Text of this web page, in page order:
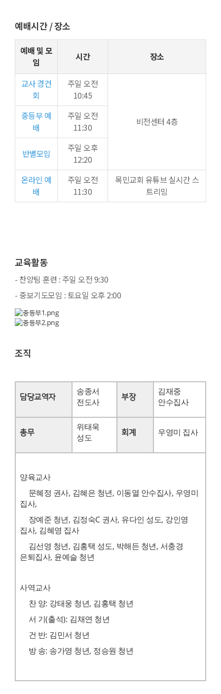
예배시간 / 장소
예배 및 모
임
시간 장소
교사 경건
회
주일 오전
10:45
비전센터 4층
중등부 예
배
주일 오전
11:30
반별모임
주일 오후
12:20
온라인 예
배
주일 오전
11:30
목민교회 유튜브 실시간 스
트리밍
교육활동
- 찬양팀 훈련 : 주일 오전 9:30
- 중보기도모임 : 토요일 오후 2:00
조직
담당교역자
송종서
전도사
부장
김재중
안수집사
총무
위태욱
성도
회계 우영미 집사
양육교사
문혜정 권사, 김혜은 청년 , 이동열 안수집사, 우영미
집사,
장예준 청년 , 김정숙C 권사, 유다인 성도, 강인영
집사, 김혜영 집사
김선영 청년 , 김홍택 성도, 박해든 청년 , 서충경
은퇴집사, 윤예슬 청년
사역교사
찬 양: 강태웅 청년, 김홍택 청년
서 기 (출석): 김채연 청년
건 반: 김민서 청년
방 송: 송가영 청년, 정승원 청년